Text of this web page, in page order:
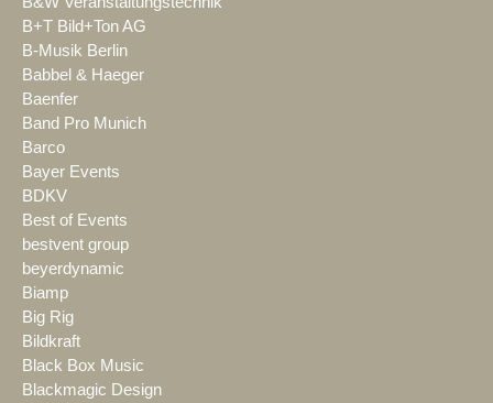
B+T Bild+Ton AG
B-Musik Berlin
Babbel & Haeger
Baenfer
Band Pro Munich
Barco
Bayer Events
BDKV
Best of Events
bestvent group
beyerdynamic
Biamp
Big Rig
Bildkraft
Black Box Music
Blackmagic Design